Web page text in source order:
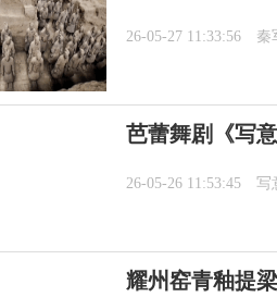
26-05-27 11:33:56 秦
芭蕾舞剧《写
26-05-26 11:53:45 写
耀州窑青釉提